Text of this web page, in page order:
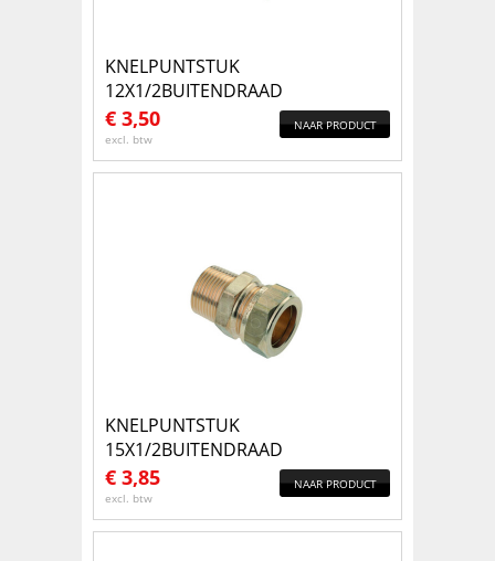
KNELPUNTSTUK
12X1/2BUITENDRAAD
€ 3,50
excl. btw
NAAR PRODUCT
KNELPUNTSTUK
15X1/2BUITENDRAAD
€ 3,85
excl. btw
NAAR PRODUCT